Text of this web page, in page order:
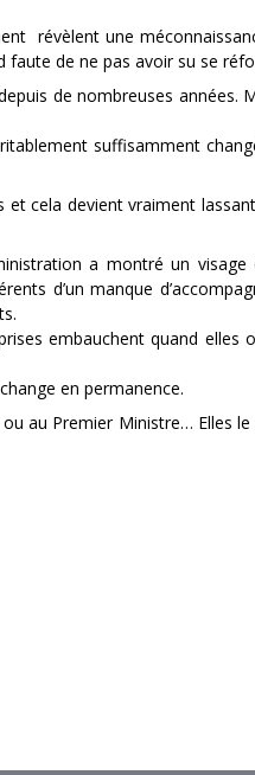
révèlent une
de ne pas avoir su se
de nombreuses
suffisamment
cela devient vraiment
a montré un visage
d’un manque
embauchent quand
en permanence.
au Premier Ministre… Elles